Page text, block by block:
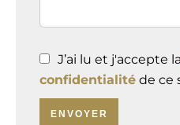
J’ai lu et j'accepte la
confidentialité de ce
ENVOYER